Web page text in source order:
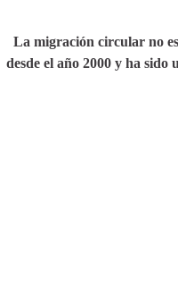
La migración circular no
desde el año 2000 y ha